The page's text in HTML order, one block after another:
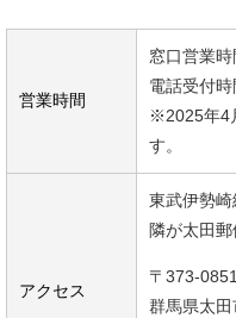
営業時間
窓口営業
電話受付
※2025年4
す。
アクセス
東武伊勢崎
隣が太田郵
〒373-0851
群馬県太